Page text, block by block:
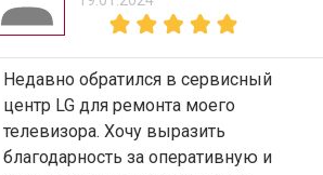
Ремонт или замена системы
Замена платы сенсорного
Недавно обратился в сервисный
центр LG для ремонта моего
телевизора. Хочу выразить
благодарность за оперативную и